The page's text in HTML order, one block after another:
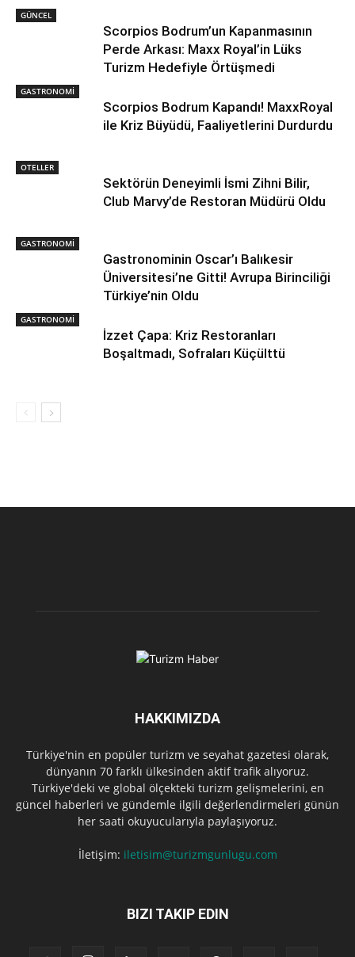
GÜNCEL
Scorpios Bodrum’un Kapanmasının
Perde Arkası: Maxx Royal’in Lüks
Turizm Hedefiyle Örtüşmedi
GASTRONOMİ
Scorpios Bodrum Kapandı! MaxxRoyal
ile Kriz Büyüdü, Faaliyetlerini Durdurdu
OTELLER
Sektörün Deneyimli İsmi Zihni Bilir,
Club Marvy’de Restoran Müdürü Oldu
GASTRONOMİ
Gastronominin Oscar’ı Balıkesir
Üniversitesi’ne Gitti! Avrupa Birinciliği
Türkiye’nin Oldu
GASTRONOMİ
İzzet Çapa: Kriz Restoranları
Boşaltmadı, Sofraları Küçülttü
HAKKIMIZDA
Türkiye'nin en popüler turizm ve seyahat gazetesi olarak,
dünyanın 70 farklı ülkesinden aktif trafik alıyoruz.
Türkiye'deki ve global ölçekteki turizm gelişmelerini, en
güncel haberleri ve gündemle ilgili değerlendirmeleri günün
her saati okuyucularıyla paylaşıyoruz.
İletişim: iletisim@turizmgunlugu.com
BIZI TAKIP EDIN